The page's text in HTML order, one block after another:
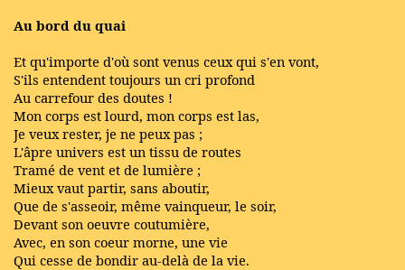
Au bord du quai
Et qu'importe d'où sont venus ceux qui s'en vont,
S'ils entendent toujours un cri profond
Au carrefour des doutes !
Mon corps est lourd, mon corps est las,
Je veux rester, je ne peux pas ;
L'âpre univers est un tissu de routes
Tramé de vent et de lumière ;
Mieux vaut partir, sans aboutir,
Que de s'asseoir, même vainqueur, le soir,
Devant son oeuvre coutumière,
Avec, en son coeur morne, une vie
Qui cesse de bondir au-delà de la vie.